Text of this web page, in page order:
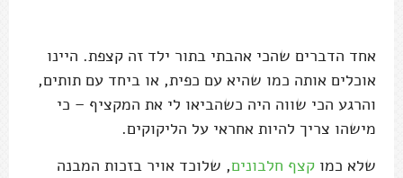
אחד הדברים שהכי אהבתי בתור ילד זה קצפת. היינו
אוכלים אותה כמו שהיא עם כפית, או ביחד עם תותים,
והרגע הכי שווה היה כשהביאו לי את המקציף – כי
מישהו צריך להיות אחראי על הליקוקים.
שלא כמו קצף חלבונים, שלוכד אויר בזכות המבנה